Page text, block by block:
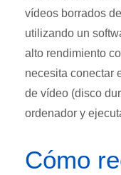
vídeos borrados
utilizando un
alto rendimiento
necesita conectar
de vídeo (disco
ordenador y
Cómo